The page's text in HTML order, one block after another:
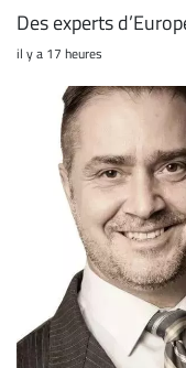
Des experts
il y a 17 heures